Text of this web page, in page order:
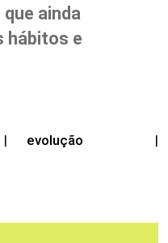
ainda
hábitos e
| evolução
|